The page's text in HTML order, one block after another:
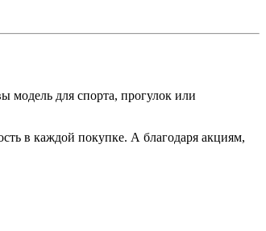
модель для спорта, прогулок или
в каждой покупке. А благодаря акциям,